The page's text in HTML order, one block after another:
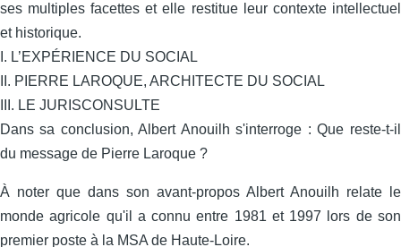
ses multiples facettes et elle restitue leur contexte intellectuel
et historique.
I. L’EXPÉRIENCE DU SOCIAL
II. PIERRE LAROQUE, ARCHITECTE DU SOCIAL
III. LE JURISCONSULTE
Dans sa conclusion, Albert Anouilh s'interroge : Que reste-t-il
du message de Pierre Laroque ?
À noter que dans son avant-propos Albert Anouilh relate le
monde agricole qu'il a connu entre 1981 et 1997 lors de son
premier poste à la MSA de Haute-Loire.